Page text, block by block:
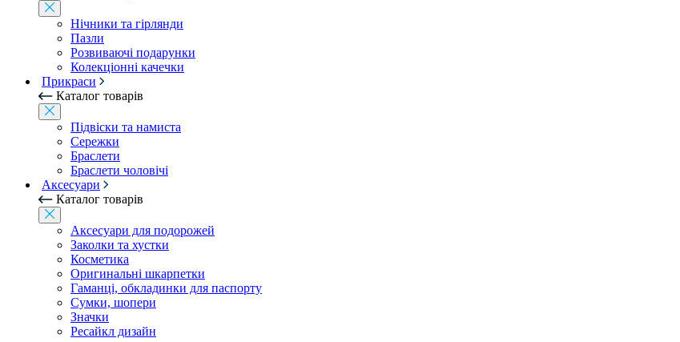
Нічники та гірлянди
Пазли
Розвиваючі подарунки
Колекціонні качечки
Прикраси
Каталог товарів
Підвіски та намиста
Сережки
Браслети
Браслети чоловічі
Аксесуари
Каталог товарів
Аксесуари для подорожей
Заколки та хустки
Косметика
Оригинальні шкарпетки
Гаманці, обкладинки для паспорту
Сумки, шопери
Значки
Ресайкл дизайн